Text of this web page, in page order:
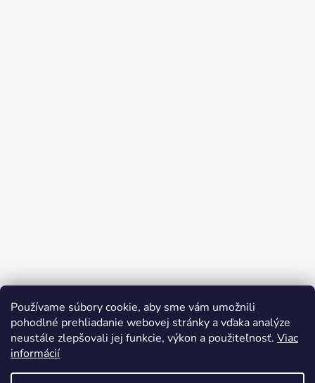
Používame súbory cookie, aby sme vám umožnili
pohodlné prehliadanie webovej stránky a vďaka analýze
neustále zlepšovali jej funkcie, výkon a použiteľnosť. Viac
informácií